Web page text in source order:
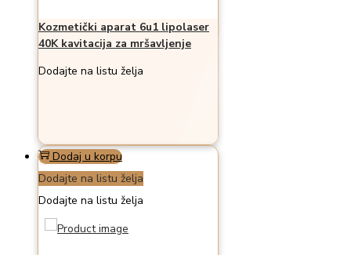
Kozmetički aparat 6u1 lipolaser
40K kavitacija za mršavljenje
Dodajte na listu želja
Dodaj u korpu
Dodajte na listu želja
Dodajte na listu želja